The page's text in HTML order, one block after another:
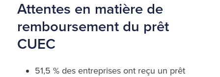
Attentes en matière de
remboursement du prêt
CUEC
51,5 % des entreprises ont reçu un prêt